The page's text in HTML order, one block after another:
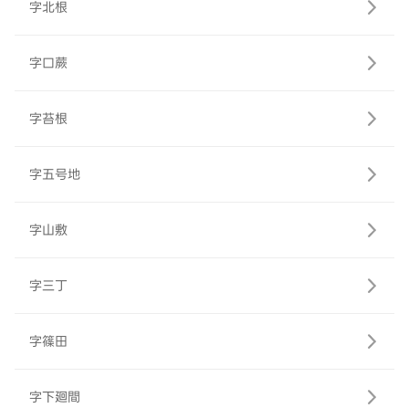
字北根
字口蕨
字苔根
字五号地
字山敷
字三丁
字篠田
字下廻間